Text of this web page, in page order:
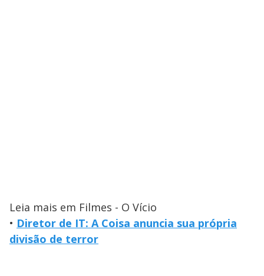
Leia mais em Filmes - O Vício
• Diretor de IT: A Coisa anuncia sua própria
divisão de terror